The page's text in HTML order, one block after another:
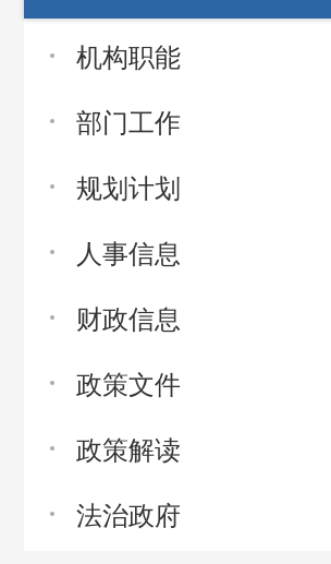
机构职能
部门工作
规划计划
人事信息
财政信息
政策文件
政策解读
法治政府